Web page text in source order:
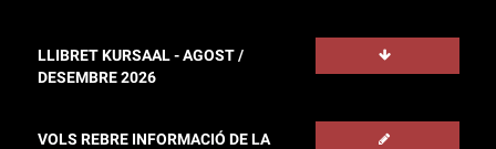
LLIBRET KURSAAL - AGOST /
DESEMBRE 2026
VOLS REBRE INFORMACIÓ DE LA